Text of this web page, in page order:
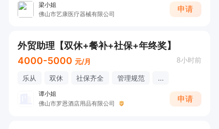
梁小姐
佛山市艺康医疗器械有限公司
申请
外贸助理【双休+餐补+社保+年终奖】
4000-5000 元/月 8小时前
乐从 双休 社保齐全 管理规范 ...
谭小姐
佛山市罗恩酒店用品有限公司
申请